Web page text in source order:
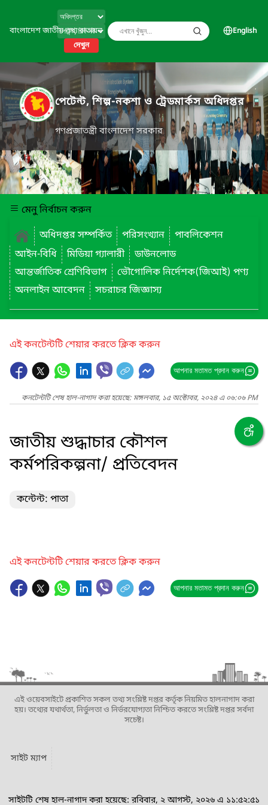
বাংলাদেশ জাতীয় তথ্য বাতায়ন
দেখুন
English
পেটেন্ট, শিল্প-নকশা ও ট্রেডমার্কস অধিদপ্তর
গণপ্রজাতন্ত্রী বাংলাদেশ সরকার
মেনু নির্বাচন করুন
অধিদপ্তর সম্পর্কিত
পরিসংখ্যান
পাবলিকেশন
আইন-বিধি
মিডিয়া গ্যালারী
ডাউনলোড
আন্তর্জাতিক শ্রেণিবিভাগ
ভৌগোলিক নির্দেশক(জিআই) পণ্য
অনলাইন আবেদন
সচরাচর জিজ্ঞাস্য
এই কনটেন্টটি শেয়ার করতে ক্লিক করুন
আপনার মতামত প্রদান করুন
কনটেন্টটি শেষ হাল-নাগাদ করা হয়েছে: মঙ্গলবার, ১৫ অক্টোবর, ২০২৪ এ ০৬:০৬ PM
জাতীয় শুদ্ধাচার কৌশল
কর্মপরিকল্পনা/ প্রতিবেদন
কন্টেন্ট: পাতা
এই কনটেন্টটি শেয়ার করতে ক্লিক করুন
আপনার মতামত প্রদান করুন
এই ওয়েবসাইটে প্রকাশিত সকল তথ্য সংশ্লিষ্ট দপ্তর কর্তৃক নিয়মিত হালনাগাদ করা
হয়। তথ্যের যথার্থতা, নির্ভুলতা ও নির্ভরযোগ্যতা নিশ্চিত করতে সংশ্লিষ্ট দপ্তর সর্বদা
সচেষ্ট।
সাইট ম্যাপ
সাইটটি শেষ হাল-নাগাদ করা হয়েছে: রবিবার, ২ আগস্ট, ২০২৬ এ ১১:৫২:৫১